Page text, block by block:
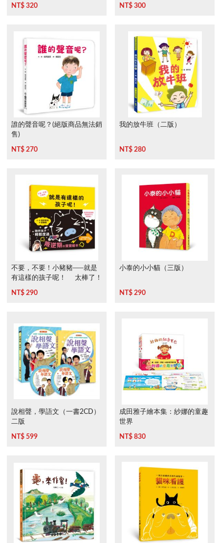
NT$ 320 NT$ 300
誰的聲音呢？(絕版商品無法銷
售)
NT$ 270
我的放牛班（二版）
NT$ 280
不要，不要！小豬豬──就是
有這樣的孩子呢！ 太棒了！
小豬豬
NT$ 290
小泰的小小貓（三版）
NT$ 290
說相聲，學語文（一書2CD）
二版
NT$ 599
成田雅子繪本集：紗娜的童趣
世界
NT$ 830